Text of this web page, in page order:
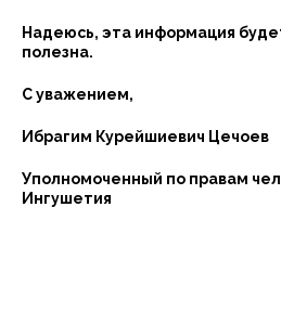
Надеюсь, эта информация
полезна.
С уважением,
Ибрагим Курейшиевич Цечоев
Уполномоченный по правам
Ингушетия